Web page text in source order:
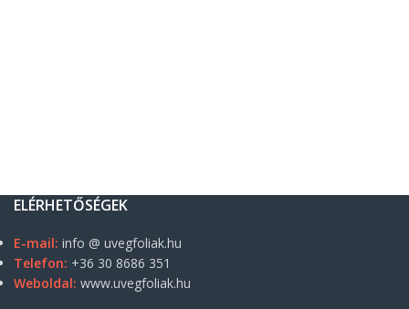
ELÉRHETŐSÉGEK
E-mail: info @ uvegfoliak.hu
Telefon: +36 30 8686 351
Weboldal: www.uvegfoliak.hu